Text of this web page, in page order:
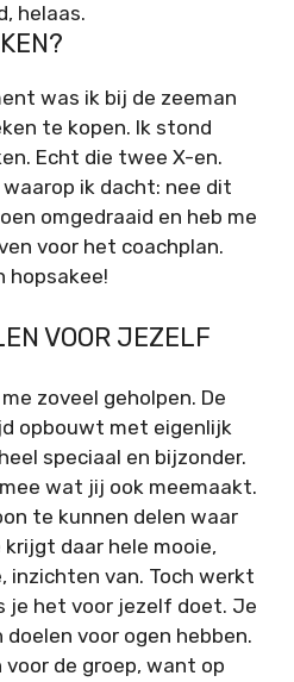
helaas.
was ik bij de zeeman
te kopen. Ik stond
Echt die twee X-en.
ik dacht: nee dit
omgedraaid en heb me
voor het coachplan.
hopsakee!
VOOR JEZELF
zoveel geholpen. De
opbouwt met eigenlijk
speciaal en bijzonder.
wat jij ook meemaakt.
te kunnen delen waar
daar hele mooie,
inzichten van. Toch werkt
je het voor jezelf doet. Je
voor ogen hebben.
de groep, want op